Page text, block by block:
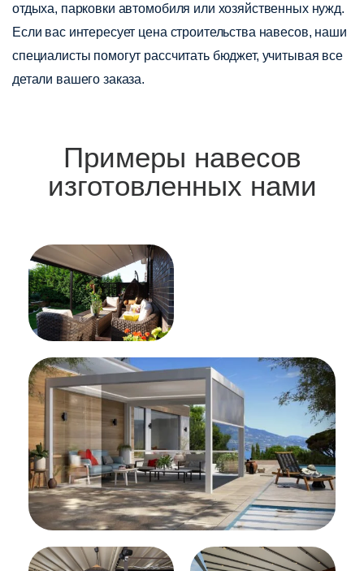
отдыха, парковки автомобиля или хозяйственных нужд.
Если вас интересует цена строительства навесов, наши
специалисты помогут рассчитать бюджет, учитывая все
детали вашего заказа.
Примеры навесов
изготовленных нами